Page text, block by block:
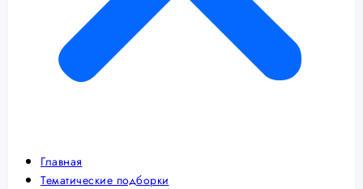
Главная
Тематические подборки